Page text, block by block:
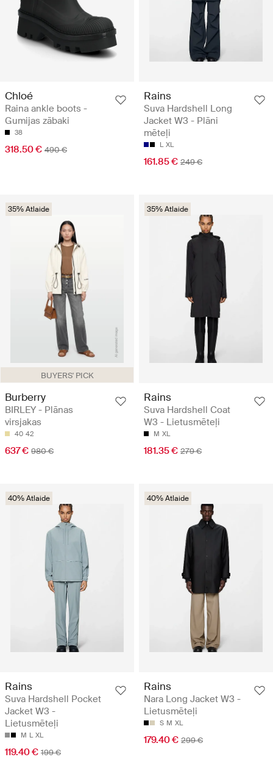
Chloé
Raina ankle boots -
Gumijas zābaki
38
318.50 € 490 €
Rains
Suva Hardshell Long
Jacket W3 - Plāni
mēteļi
L XL
161.85 € 249 €
BUYERS' PICK
35% Atlaide
Burberry
BIRLEY - Plānas
virsjakas
40 42
637 € 980 €
35% Atlaide
Rains
Suva Hardshell Coat
W3 - Lietusmēteļi
M XL
181.35 € 279 €
40% Atlaide
Rains
Suva Hardshell Pocket
Jacket W3 -
Lietusmēteļi
M L XL
119.40 € 199 €
40% Atlaide
Rains
Nara Long Jacket W3 -
Lietusmēteļi
S M XL
179.40 € 299 €